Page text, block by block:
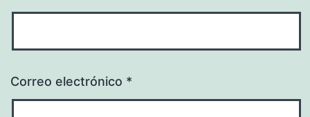
Correo electrónico *